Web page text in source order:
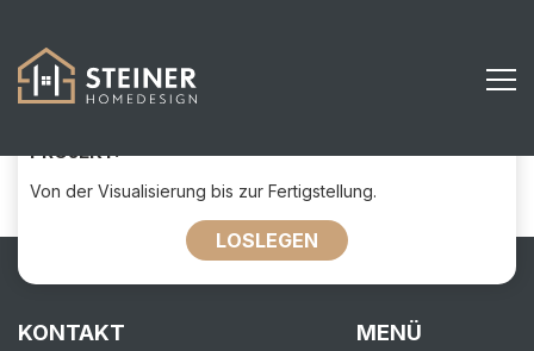
PROJEKT:
Von der Visualisierung bis zur Fertigstellung.
LOSLEGEN
KONTAKT MENÜ